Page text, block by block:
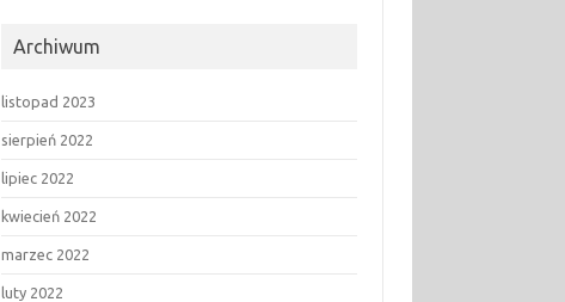
Archiwum
listopad 2023
sierpień 2022
lipiec 2022
kwiecień 2022
marzec 2022
luty 2022